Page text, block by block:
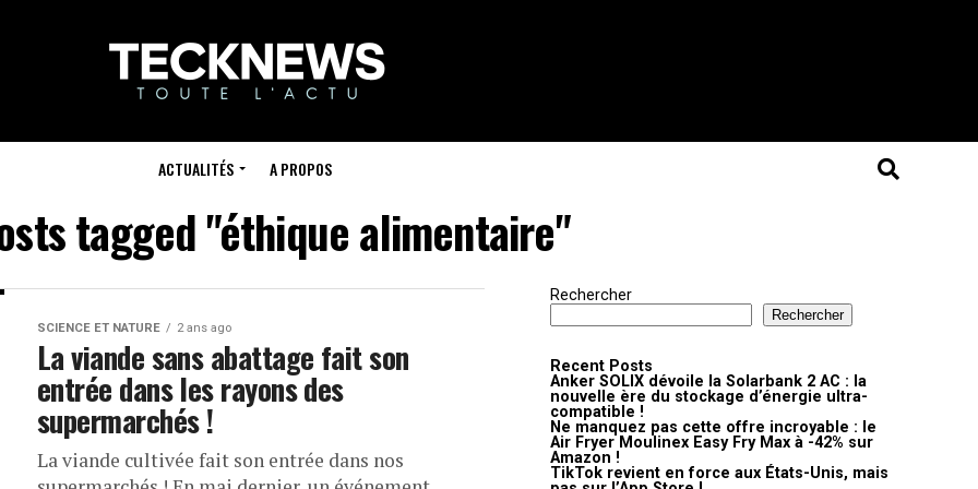
ACTUALITÉS A PROPOS
tagged "éthique alimentaire"
SCIENCE ET NATURE 2 ans ago
La viande sans abattage fait son
entrée dans les rayons des
supermarchés !
La viande cultivée fait son entrée dans nos
Rechercher
Rechercher
Recent Posts
Anker SOLIX dévoile la Solarbank 2 AC : la
nouvelle ère du stockage d’énergie ultra-
compatible !
Ne manquez pas cette offre incroyable : le
Air Fryer Moulinex Easy Fry Max à -42% sur
Amazon !
TikTok revient en force aux États-Unis, mais